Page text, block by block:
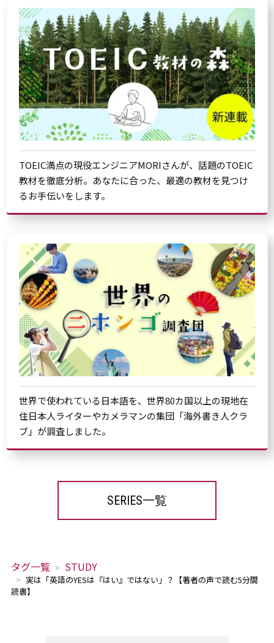
TOEIC満点の現役エンジニアMORIさんが、話題のTOEIC
教材を徹底分析。あなたに合った、最適の教材を見つけ
るお手伝いをします。
世界で使われている日本語を、世界80カ国以上の現地在
住日本人ライターやカメラマンの集団「海外書き人クラ
ブ」が調査しました。
SERIES一覧
タグ一覧 STUDY
実は「英語のYESは『はい』ではない」？【著者の声で読む5分間
読書】